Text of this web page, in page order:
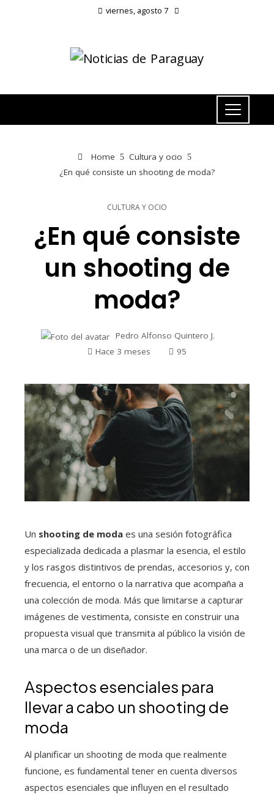
viernes, agosto 7
Home
Cultura y ocio
¿En qué consiste un shooting de moda?
CULTURA Y OCIO
¿En qué consiste
un shooting de
moda?
Pedro Alfonso Quintero J.
Hace 3 meses
95
Un shooting de moda es una sesión fotográfica
especializada dedicada a plasmar la esencia, el estilo
y los rasgos distintivos de prendas, accesorios y, con
frecuencia, el entorno o la narrativa que acompaña a
una colección de moda. Más que limitarse a capturar
imágenes de vestimenta, consiste en construir una
propuesta visual que transmita al público la visión de
una marca o de un diseñador.
Aspectos esenciales para
llevar a cabo un shooting de
moda
Al planificar un shooting de moda que realmente
funcione, es fundamental tener en cuenta diversos
aspectos esenciales que influyen en el resultado